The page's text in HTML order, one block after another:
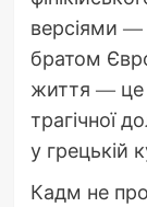
версіями
братом
життя — це
трагічної
у грецькій
Кадм не